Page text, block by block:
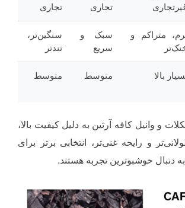
تجاری
تجاری
متراکم و
سبک و
سریع
سنگین‌تر،
تندتر
بالا متوسط متوسط
و وانیل کافه آرتین به دلیل کیفیت بالا،
و رایحه غنی‌تر، انتخابی برتر برای
دنبال خوشبوترین تجربه هستند.